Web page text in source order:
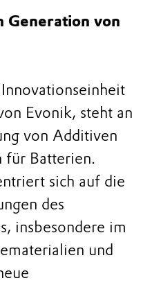
Generation von
Evonik, steht an
von Additiven
für Batterien.
sich auf die
des
insbesondere im
und